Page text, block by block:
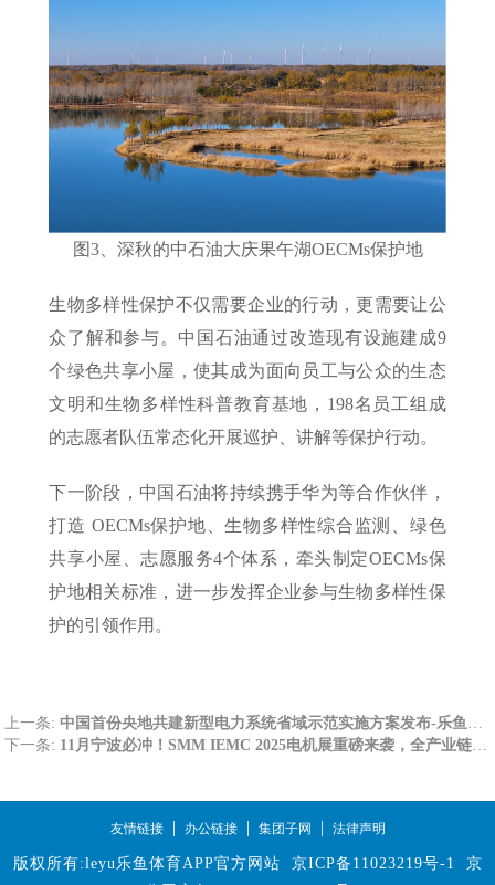
图3、深秋的中石油大庆果午湖OECMs保护地
生物多样性保护不仅需要企业的行动，更需要让公
众了解和参与。中国石油通过改造现有设施建成9
个绿色共享小屋，使其成为面向员工与公众的生态
文明和生物多样性科普教育基地，198名员工组成
的志愿者队伍常态化开展巡护、讲解等保护行动。
下一阶段，中国石油将持续携手华为等合作伙伴，
打造 OECMs保护地、生物多样性综合监测、绿色
共享小屋、志愿服务4个体系，牵头制定OECMs保
护地相关标准，进一步发挥企业参与生物多样性保
护的引领作用。
上一条:中国首份央地共建新型电力系统省域示范实施方案发布-乐鱼体育官网app下载
下一条: 11月宁波必冲！SMM IEMC 2025电机展重磅来袭，全产业链商机一网打尽！-乐鱼体育官网app下载
友情链接 | 办公链接 | 集团子网 | 法律声明
版权所有:leyu乐鱼体育APP官方网站 京ICP备11023219号-1
京